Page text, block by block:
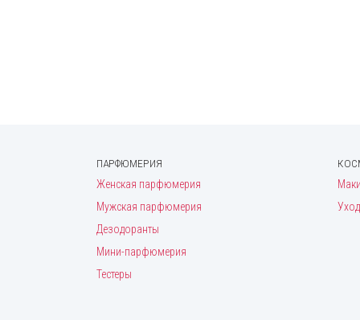
ПАРФЮМЕРИЯ
Женская парфюмерия
Мужская парфюмерия
Дезодоранты
Мини-парфюмерия
Тестеры